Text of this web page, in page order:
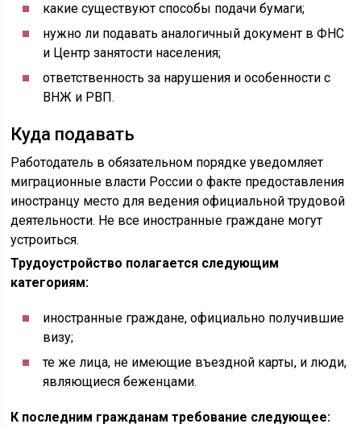
какие существуют способы подачи бумаги;
нужно ли подавать аналогичный документ в ФНС
и Центр занятости населения;
ответственность за нарушения и особенности с
ВНЖ и РВП.
Куда подавать
Работодатель в обязательном порядке уведомляет
миграционные власти России о факте предоставления
иностранцу место для ведения официальной трудовой
деятельности. Не все иностранные граждане могут
устроиться.
Трудоустройство полагается следующим
категориям:
иностранные граждане, официально получившие
визу;
те же лица, не имеющие въездной карты, и люди,
являющиеся беженцами.
К последним гражданам требование следующее: